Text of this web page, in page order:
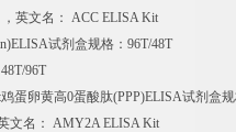
，英文名： ACC ELISA Kit
试剂盒规格： 96T/48T
48T/96T
鸡蛋卵黄高0蛋酸肽(PPP)ELISA试剂盒规
文名： AMY2A ELISA Kit